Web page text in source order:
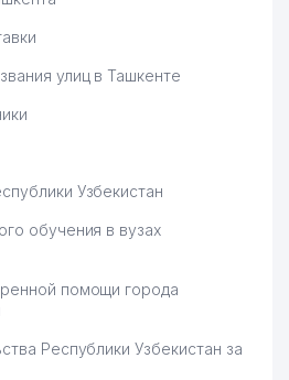
улиц в Ташкенте
Узбекистан
обучения в вузах
помощи города
Республики Узбекистан за